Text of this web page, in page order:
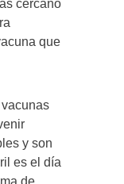
cercano
que
y son
es el día
de